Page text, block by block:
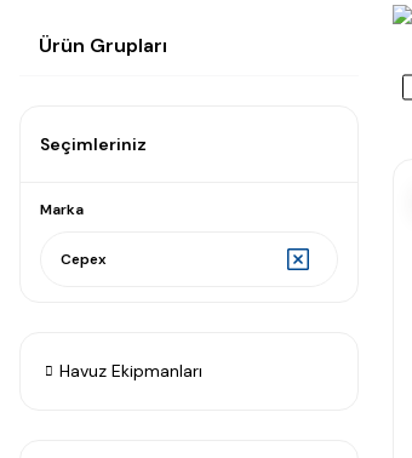
Ürün Grupları
Seçimleriniz
Marka
Cepex
Havuz Ekipmanları